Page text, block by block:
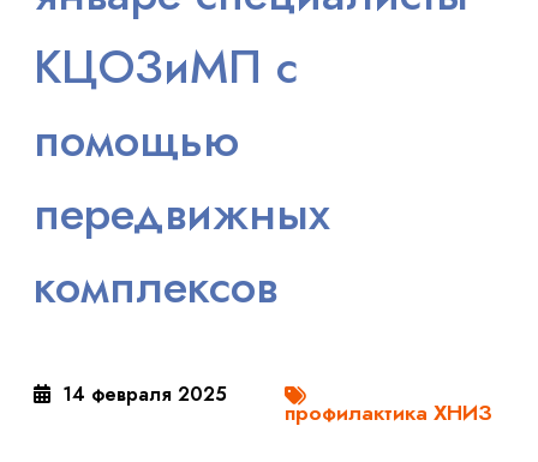
КЦОЗиМП с
помощью
передвижных
комплексов
14 февраля 2025
профилактика ХНИЗ